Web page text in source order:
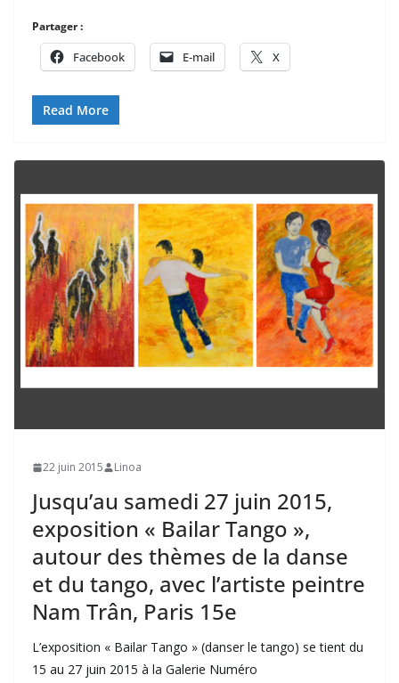
Partager :
Facebook E-mail X
Read More
22 juin 2015 Linoa
Jusqu’au samedi 27 juin 2015,
exposition « Bailar Tango »,
autour des thèmes de la danse
et du tango, avec l’artiste peintre
Nam Trân, Paris 15e
L’exposition « Bailar Tango » (danser le tango) se tient du
15 au 27 juin 2015 à la Galerie Numéro